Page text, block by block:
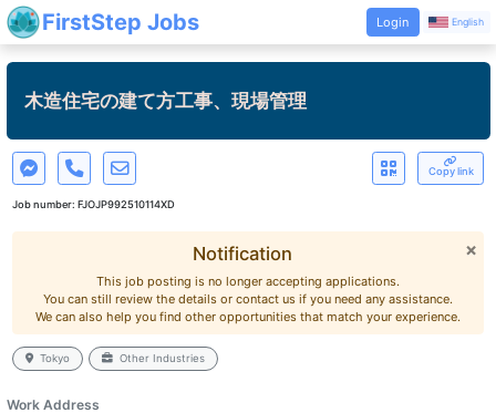
FirstStep Jobs Login English
木造住宅の建て方工事、現場管理
Copy link
Job number: FJOJP992510114XD
×
Notification
This job posting is no longer accepting applications.
You can still review the details or contact us if you need any assistance.
We can also help you find other opportunities that match your experience.
Tokyo Other Industries
Work Address